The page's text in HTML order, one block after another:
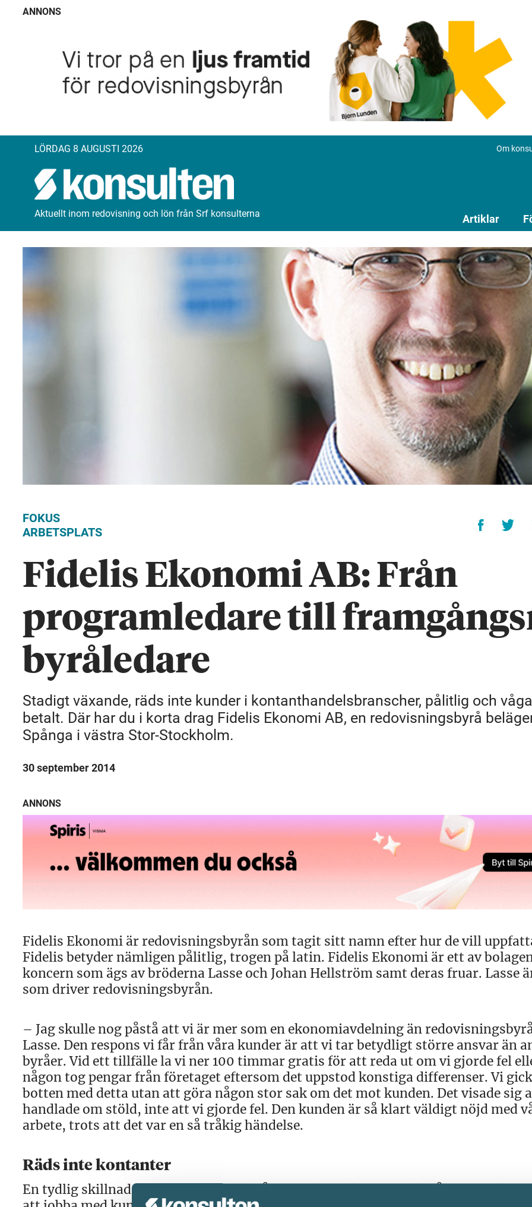
ANNONS
LÖRDAG 8 AUGUSTI 2026 Om
Aktuellt inom redovisning och lön från Srf konsulterna Artiklar
FOKUS
ARBETSPLATS
Fidelis Ekonomi AB: Från
programledare till
byråledare
Stadigt växande, räds inte kunder i kontanthandelsbranscher, pålitlig och
betalt. Där har du i korta drag Fidelis Ekonomi AB, en redovisningsbyrå
Spånga i västra Stor-Stockholm.
30 september 2014
ANNONS
Fidelis Ekonomi är redovisningsbyrån som tagit sitt namn efter hur de vill
Fidelis betyder nämligen pålitlig, trogen på latin. Fidelis Ekonomi är ett av
koncern som ägs av bröderna Lasse och Johan Hellström samt deras fruar. Lasse
som driver redovisningsbyrån.
– Jag skulle nog påstå att vi är mer som en ekonomiavdelning än
Lasse. Den respons vi får från våra kunder är att vi tar betydligt större ansvar än
byråer. Vid ett tillfälle la vi ner 100 timmar gratis för att reda ut om vi gjorde fel
någon tog pengar från företaget eftersom det uppstod konstiga differenser. Vi
botten med detta utan att göra någon stor sak om det mot kunden. Det visade sig
handlade om stöld, inte att vi gjorde fel. Den kunden är så klart väldigt nöjd med
arbete, trots att det var en så tråkig händelse.
Räds inte kontanter
En tydlig skillnad mellan Fidelis och många andra redovisningsbyråer är att de